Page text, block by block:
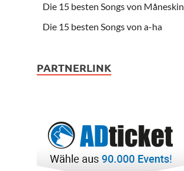
Die 15 besten Songs von Måneskin
Die 15 besten Songs von a-ha
PARTNERLINK